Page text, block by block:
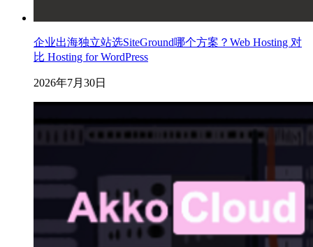
企业出海独立站选SiteGround哪个方案？Web Hosting 对
比 Hosting for WordPress
2026年7月30日